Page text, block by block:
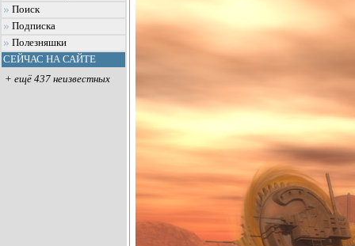
Поиск
Подписка
Полезняшки
СЕЙЧАС НА САЙТЕ
+ ещё 437 неизвестных